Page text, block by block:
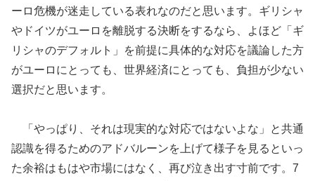
ーロ危機が迷走している表れなのだと思います。ギリシャ
やドイツがユーロを離脱する決断をするなら、よほど「ギ
リシャのデフォルト」を前提に具体的な対応を議論した方
がユーロにとっても、世界経済にとっても、負担が少ない
選択だと思います。
「やっぱり、それは現実的な対応ではないよな」と共通
認識を得るためのアドバルーンを上げて様子を見るといっ
た余裕はもはや市場にはなく、再び泣き出す寸前です。7